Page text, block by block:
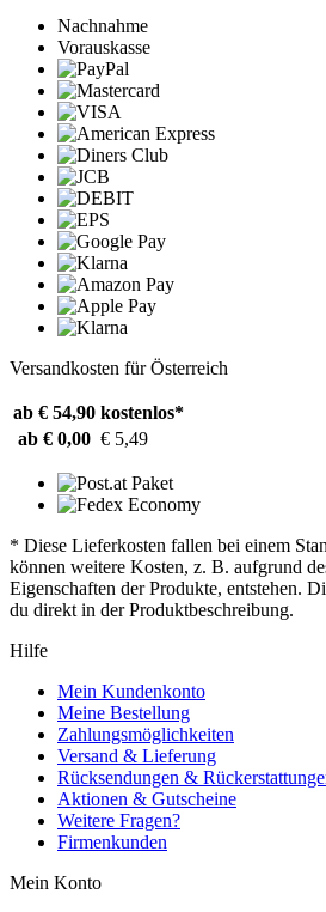
Nachnahme
Vorauskasse
Versandkosten für Österreich
ab € 54,90 kostenlos*
ab € 0,00 € 5,49
* Diese Lieferkosten fallen bei einem
können weitere Kosten, z. B. aufgrund
Eigenschaften der Produkte, entstehen.
du direkt in der Produktbeschreibung.
Hilfe
Mein Kundenkonto
Meine Bestellung
Zahlungsmöglichkeiten
Versand & Lieferung
Rücksendungen &
Aktionen & Gutscheine
Weitere Fragen?
Firmenkunden
Mein Konto